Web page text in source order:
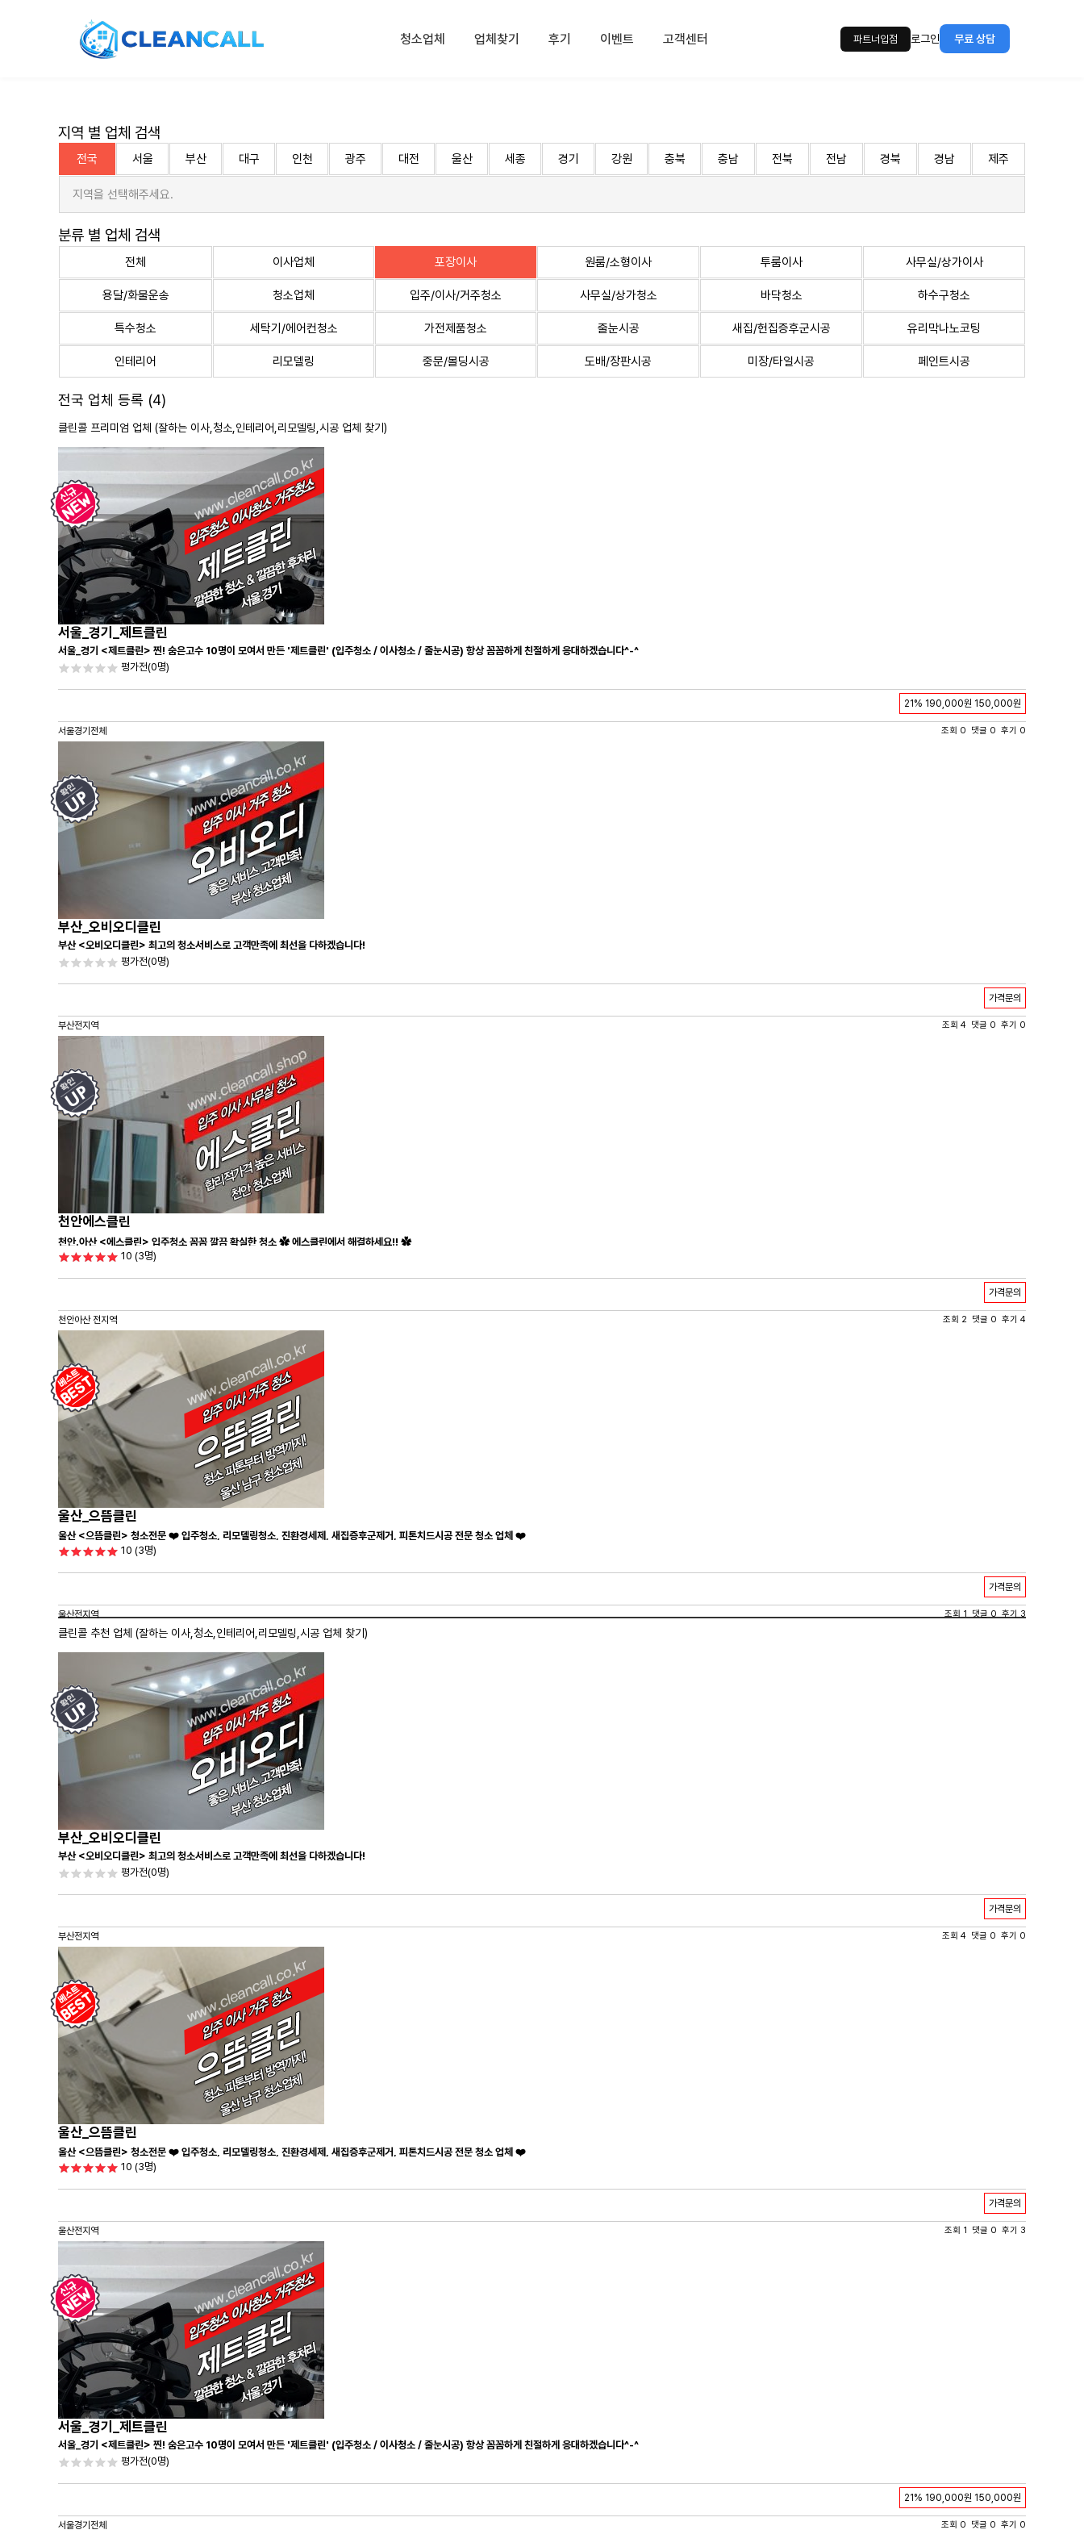
청소업체 업체찾기 후기 이벤트 고객센터 파트너입점 로그인 무료 상담
지역 별 업체 검색
전국 서울 부산 대구 인천 광주 대전 울산 세종 경기 강원 충북 충남 전북 전남 경북 경남 제주
지역을 선택해주세요.
분류 별 업체 검색
전체 이사업체 포장이사 원룸/소형이사 투룸이사 사무실/상가이사
용달/화물운송 청소업체 입주/이사/거주청소 사무실/상가청소 바닥청소 하수구청소
특수청소 세탁기/에어컨청소 가전제품청소 줄눈시공 새집/헌집증후군시공 유리막나노코팅
인테리어 리모델링 중문/몰딩시공 도배/장판시공 미장/타일시공 페인트시공
전국 업체 등록 (4)
클린콜 프리미엄 업체 (잘하는 이사, 청소 ,인테리어,리모델링,시공 업체 찾기)
서울_경기_제트클린
서울_경기 <제트클린> 찐! 숨은고수 10명이 모여서 만든 '제트클린' (입주청소 / 이사청소 / 줄눈시공) 항상 꼼꼼하게 친절하게 응대하겠습니다^-^
평가전(0명)
21% 190,000원 150,000원
서울경기전체 조회 0 댓글 0 후기 0
부산_오비오디클린
부산 <오비오디클린> 최고의 청소서비스로 고객만족에 최선을 다하겠습니다!
평가전(0명)
가격문의
부산전지역 조회 4 댓글 0 후기 0
천안에스클린
천안.아산 <에스클린> 입주청소 꼼꼼 깔끔 확실한 청소 ✿ 에스클린에서 해결하세요!! ✿
10 (3명)
가격문의
천안아산 전지역 조회 2 댓글 0 후기 4
울산_으뜸클린
울산 <으뜸클린> 청소전문 ❤️ 입주청소, 리모델링청소, 진환경세제, 새집증후군제거, 피톤치드시공 전문 청소 업체 ❤️
10 (3명)
가격문의
울산전지역 조회 1 댓글 0 후기 3
클린콜 추천 업체 (잘하는 이사, 청소 ,인테리어,리모델링,시공 업체 찾기)
부산_오비오디클린
부산 <오비오디클린> 최고의 청소서비스로 고객만족에 최선을 다하겠습니다!
평가전(0명)
가격문의
부산전지역 조회 4 댓글 0 후기 0
울산_으뜸클린
울산 <으뜸클린> 청소전문 ❤️ 입주청소, 리모델링청소, 진환경세제, 새집증후군제거, 피톤치드시공 전문 청소 업체 ❤️
10 (3명)
가격문의
울산전지역 조회 1 댓글 0 후기 3
서울_경기_제트클린
서울_경기 <제트클린> 찐! 숨은고수 10명이 모여서 만든 '제트클린' (입주청소 / 이사청소 / 줄눈시공) 항상 꼼꼼하게 친절하게 응대하겠습니다^-^
평가전(0명)
21% 190,000원 150,000원
서울경기전체 조회 0 댓글 0 후기 0